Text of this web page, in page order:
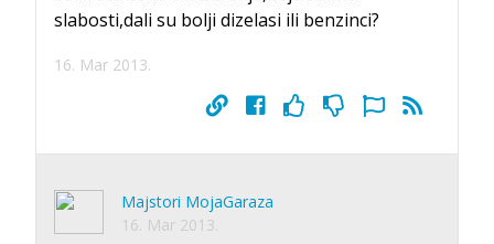
slabosti,dali su bolji dizelasi ili benzinci?
16. Mar 2013.
Majstori MojaGaraza
16. Mar 2013.